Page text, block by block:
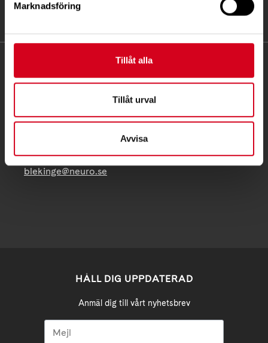
Marknadsföring
Tillåt alla
Tillåt urval
Avvisa
Hallvägen 8, 37277 Backaryd
070/5956740
blekinge@neuro.se
HÅLL DIG UPPDATERAD
Anmäl dig till vårt nyhetsbrev